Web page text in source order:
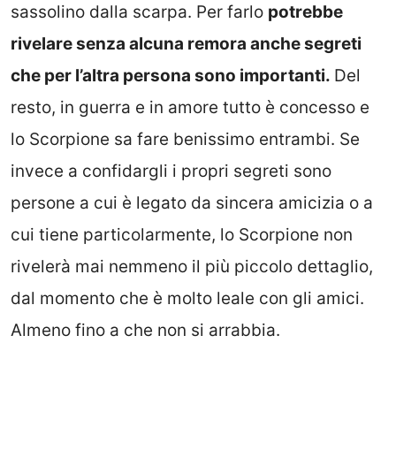
sassolino dalla scarpa. Per farlo potrebbe
rivelare senza alcuna remora anche segreti
che per l’altra persona sono importanti. Del
resto, in guerra e in amore tutto è concesso e
lo Scorpione sa fare benissimo entrambi. Se
invece a confidargli i propri segreti sono
persone a cui è legato da sincera amicizia o a
cui tiene particolarmente, lo Scorpione non
rivelerà mai nemmeno il più piccolo dettaglio,
dal momento che è molto leale con gli amici.
Almeno fino a che non si arrabbia.